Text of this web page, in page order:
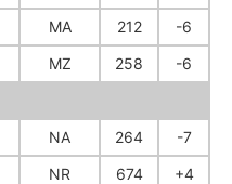
MA 212
-6
MZ 258 -6
NA 264
-7
NR 674
+4